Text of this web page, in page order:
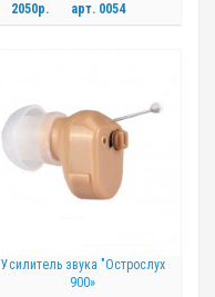
2050р. арт. 0054
Усилитель звука "Острослух
900»